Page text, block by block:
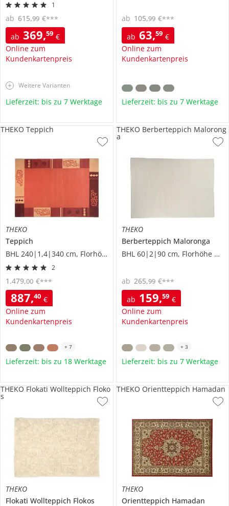
1
ab 369,59 €
Online zum
Kundenkartenpreis
ab 615,99 €***
Weitere Varianten
Lieferzeit: bis zu 7 Werktage
ab 63,59 €
Online zum
Kundenkartenpreis
ab 105,99 €***
Lieferzeit: bis zu 7 Werktage
THEKO
Teppich
BHL 240|1,4|340 cm, Florhöhe 1 cm
2
887,40 €
Online zum
Kundenkartenpreis
1.479,00 €***
THEKO Teppich
+ 7
Lieferzeit: bis zu 18 Werktage
THEKO
Berberteppich Maloronga
BHL 60|2|90 cm, Florhöhe 2,8 cm
ab 159,59 €
Online zum
Kundenkartenpreis
ab 265,99 €***
THEKO Berberteppich Malorong
a
+ 3
Lieferzeit: bis zu 7 Werktage
THEKO
Flokati Wollteppich Flokos
THEKO Flokati Wollteppich Floko
s
THEKO
Orientteppich Hamadan
THEKO Orientteppich Hamadan